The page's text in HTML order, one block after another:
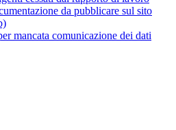
da pubblicare sul sito
mancata comunicazione dei dati